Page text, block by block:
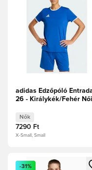
adidas Edzőpóló
26 - Királykék/Fehér Női
Nők
7290 Ft
X-Small, Small
Megnyit egy modált a
-31%